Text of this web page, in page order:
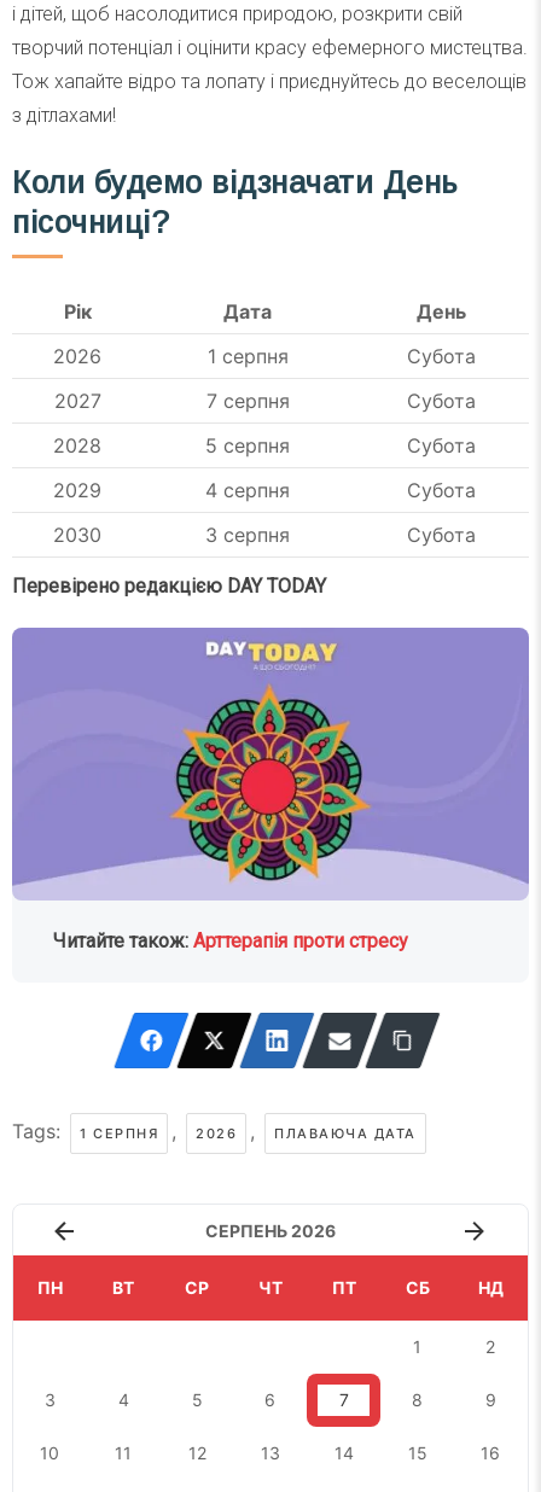
і дітей, щоб насолодитися природою, розкрити свій
творчий потенціал і оцінити красу ефемерного мистецтва.
Тож хапайте відро та лопату і приєднуйтесь до веселощів
з дітлахами!
Коли будемо відзначати День
пісочниці?
Рік Дата
День
2026
1 серпня
Субота
2027
7 серпня
Субота
2028
5 серпня
Субота
2029
4 серпня
Субота
2030
3 серпня Субота
Перевірено редакцією DAY TODAY
Читайте також:Арттерапія проти стресу
Tags: 1 СЕРПНЯ , 2026 , ПЛАВАЮЧА ДАТА
СЕРПЕНЬ 2026
ПН ВТ СР ЧТ ПТ СБ НД
1 2
3 4 5 6 7 8 9
10 11 12 13 14 15 16